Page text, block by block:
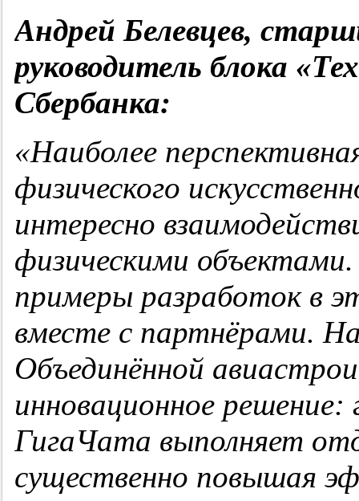
Андрей Белевцев,
руководитель блока
Сбербанка:
«Наиболее
физического
интересно
физическими
примеры разработок в
вместе с партнёрами.
Объединённой
инновационное
ГигаЧата выполняет
существенно повышая